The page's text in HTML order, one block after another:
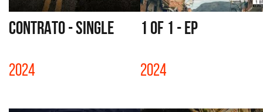
CONTRATO - SINGLE
2024
1 OF 1 - EP
2024